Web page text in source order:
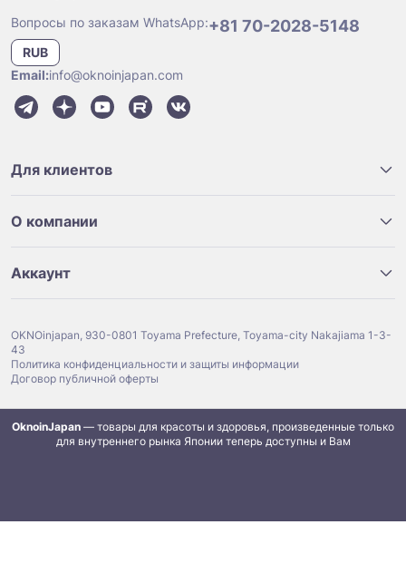
Вопросы по заказам WhatsApp:+81 70-2028-5148
RUB
Email:info@oknoinjapan.com
Для клиентов
О компании
Аккаунт
OKNOinjapan, 930-0801 Toyama Prefecture, Toyama-city Nakajiama 1-3-
43
Политика конфиденциальности и защиты информации
Договор публичной оферты
OknoinJapan — товары для красоты и здоровья, произведенные только
для внутреннего рынка Японии теперь доступны и Вам